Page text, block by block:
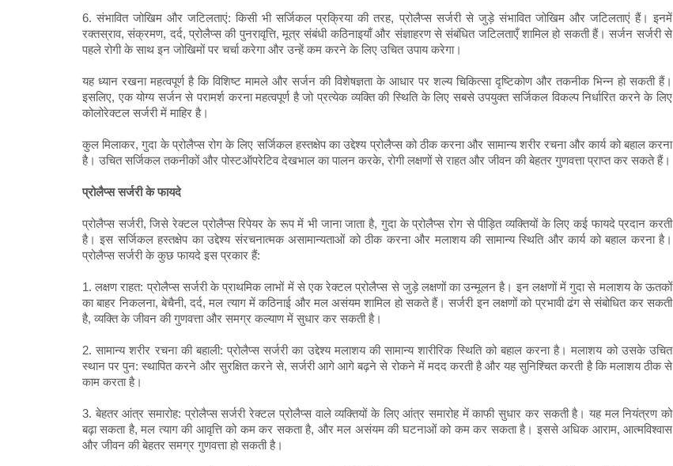
6. संभावित जोखिम और जटिलताएं: किसी भी सर्जिकल प्रक्रिया की तरह, प्रोलैप्स सर्जरी से जुड़े संभावित जोखिम और जटिलताएं हैं। इनमें
रक्तस्राव, संक्रमण, दर्द, प्रोलैप्स की पुनरावृत्ति, मूत्र संबंधी कठिनाइयाँ और संज्ञाहरण से संबंधित जटिलताएँ शामिल हो सकती हैं। सर्जन सर्जरी से
पहले रोगी के साथ इन जोखिमों पर चर्चा करेगा और उन्हें कम करने के लिए उचित उपाय करेगा।
यह ध्यान रखना महत्वपूर्ण है कि विशिष्ट मामले और सर्जन की विशेषज्ञता के आधार पर शल्य चिकित्सा दृष्टिकोण और तकनीक भिन्न हो सकती हैं।
इसलिए, एक योग्य सर्जन से परामर्श करना महत्वपूर्ण है जो प्रत्येक व्यक्ति की स्थिति के लिए सबसे उपयुक्त सर्जिकल विकल्प निर्धारित करने के लिए
कोलोरेक्टल सर्जरी में माहिर है।
कुल मिलाकर, गुदा के प्रोलैप्स रोग के लिए सर्जिकल हस्तक्षेप का उद्देश्य प्रोलैप्स को ठीक करना और सामान्य शरीर रचना और कार्य को बहाल करना
है। उचित सर्जिकल तकनीकों और पोस्टऑपरेटिव देखभाल का पालन करके, रोगी लक्षणों से राहत और जीवन की बेहतर गुणवत्ता प्राप्त कर सकते हैं।
प्रोलैप्स सर्जरी के फायदे
प्रोलैप्स सर्जरी, जिसे रेक्टल प्रोलैप्स रिपेयर के रूप में भी जाना जाता है, गुदा के प्रोलैप्स रोग से पीड़ित व्यक्तियों के लिए कई फायदे प्रदान करती
है। इस सर्जिकल हस्तक्षेप का उद्देश्य संरचनात्मक असामान्यताओं को ठीक करना और मलाशय की सामान्य स्थिति और कार्य को बहाल करना है।
प्रोलैप्स सर्जरी के कुछ फायदे इस प्रकार हैं:
1. लक्षण राहत: प्रोलैप्स सर्जरी के प्राथमिक लाभों में से एक रेक्टल प्रोलैप्स से जुड़े लक्षणों का उन्मूलन है। इन लक्षणों में गुदा से मलाशय के ऊतकों
का बाहर निकलना, बेचैनी, दर्द, मल त्याग में कठिनाई और मल असंयम शामिल हो सकते हैं। सर्जरी इन लक्षणों को प्रभावी ढंग से संबोधित कर सकती
है, व्यक्ति के जीवन की गुणवत्ता और समग्र कल्याण में सुधार कर सकती है।
2. सामान्य शरीर रचना की बहाली: प्रोलैप्स सर्जरी का उद्देश्य मलाशय की सामान्य शारीरिक स्थिति को बहाल करना है। मलाशय को उसके उचित
स्थान पर पुन: स्थापित करने और सुरक्षित करने से, सर्जरी आगे आगे बढ़ने से रोकने में मदद करती है और यह सुनिश्चित करती है कि मलाशय ठीक से
काम करता है।
3. बेहतर आंत्र समारोह: प्रोलैप्स सर्जरी रेक्टल प्रोलैप्स वाले व्यक्तियों के लिए आंत्र समारोह में काफी सुधार कर सकती है। यह मल नियंत्रण को
बढ़ा सकता है, मल त्याग की आवृत्ति को कम कर सकता है, और मल असंयम की घटनाओं को कम कर सकता है। इससे अधिक आराम, आत्मविश्वास
और जीवन की बेहतर समग्र गुणवत्ता हो सकती है।